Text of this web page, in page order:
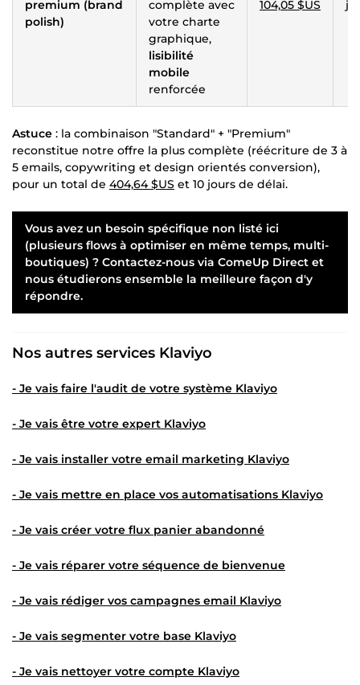
premium (brand
polish)
complète avec
votre charte
graphique,
lisibilité
mobile
renforcée
104,05 $US
Astuce : la combinaison "Standard" + "Premium"
reconstitue notre offre la plus complète (réécriture de 3 à
5 emails, copywriting et design orientés conversion),
pour un total de 404,64 $US et 10 jours de délai.
Vous avez un besoin spécifique non listé ici
(plusieurs flows à optimiser en même temps, multi-
boutiques) ? Contactez-nous via ComeUp Direct et
nous étudierons ensemble la meilleure façon d'y
répondre.
Nos autres services Klaviyo
- Je vais faire l'audit de votre système Klaviyo
- Je vais être votre expert Klaviyo
- Je vais installer votre email marketing Klaviyo
- Je vais mettre en place vos automatisations Klaviyo
- Je vais créer votre flux panier abandonné
- Je vais réparer votre séquence de bienvenue
- Je vais rédiger vos campagnes email Klaviyo
- Je vais segmenter votre base Klaviyo
- Je vais nettoyer votre compte Klaviyo